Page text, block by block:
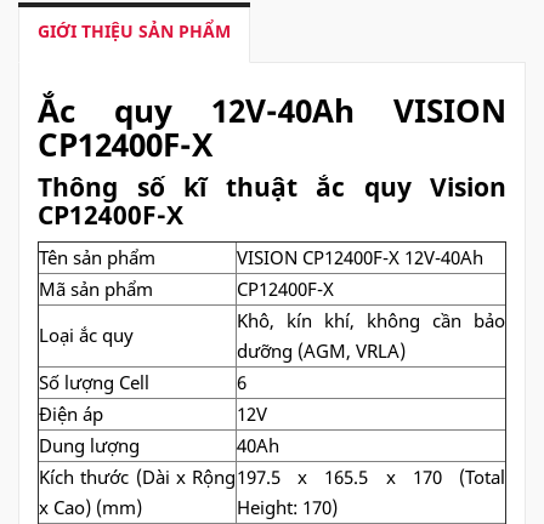
GIỚI THIỆU SẢN PHẨM
Ắc quy 12V-40Ah VISION
CP12400F-X
Thông số kĩ thuật ắc quy Vision
CP12400F-X
Tên sản phẩm
VISION CP12400F-X 12V-40Ah
Mã sản phẩm
CP12400F-X
Loại ắc quy
Khô, kín khí, không cần bảo
dưỡng (AGM, VRLA)
Số lượng Cell
6
Điện áp
12V
Dung lượng
40Ah
Kích thước (Dài x Rộng
x Cao) (mm)
197.5 x 165.5 x 170 (Total
Height: 170)